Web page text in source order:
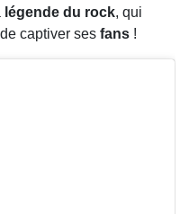
légende du rock, qui
captiver ses fans !